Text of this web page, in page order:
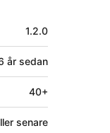
1.2.0
år sedan
40+
senare